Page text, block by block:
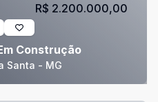
Construção
Santa - MG
R$ 2.200.000,00